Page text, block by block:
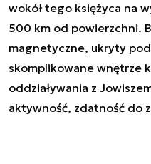
wokół tego księżyca na
500 km od powierzchni.
magnetyczne, ukryty
skomplikowane wnętrze
oddziaływania z
aktywność, zdatność do